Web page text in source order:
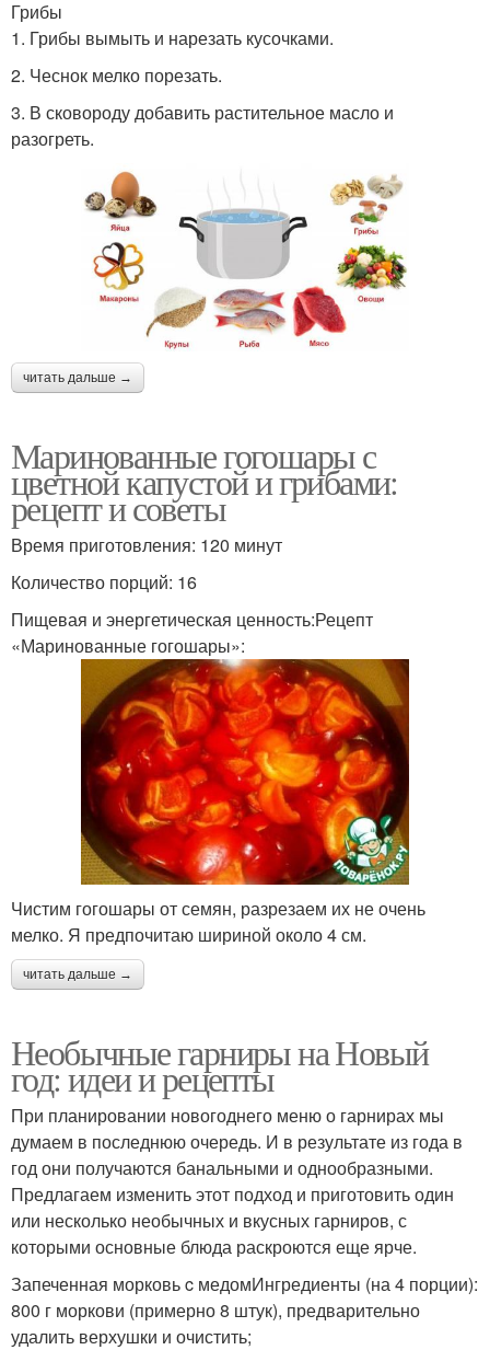
Грибы
1. Грибы вымыть и нарезать кусочками.
2. Чеснок мелко порезать.
3. В сковороду добавить растительное масло и
разогреть.
читать дальше →
Маринованные гогошары с
цветной капустой и грибами:
рецепт и советы
Время приготовления: 120 минут
Количество порций: 16
Пищевая и энергетическая ценность:Рецепт
«Маринованные гогошары»:
Чистим гогошары от семян, разрезаем их не очень
мелко. Я предпочитаю шириной около 4 см.
читать дальше →
Необычные гарниры на Новый
год: идеи и рецепты
При планировании новогоднего меню о гарнирах мы
думаем в последнюю очередь. И в результате из года в
год они получаются банальными и однообразными.
Предлагаем изменить этот подход и приготовить один
или несколько необычных и вкусных гарниров, с
которыми основные блюда раскроются еще ярче.
Запеченная морковь c медомИнгредиенты (на 4 порции):
800 г моркови (примерно 8 штук), предварительно
удалить верхушки и очистить;